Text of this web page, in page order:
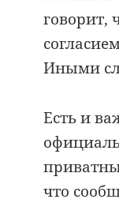
говорит,
Иными
Есть и
что